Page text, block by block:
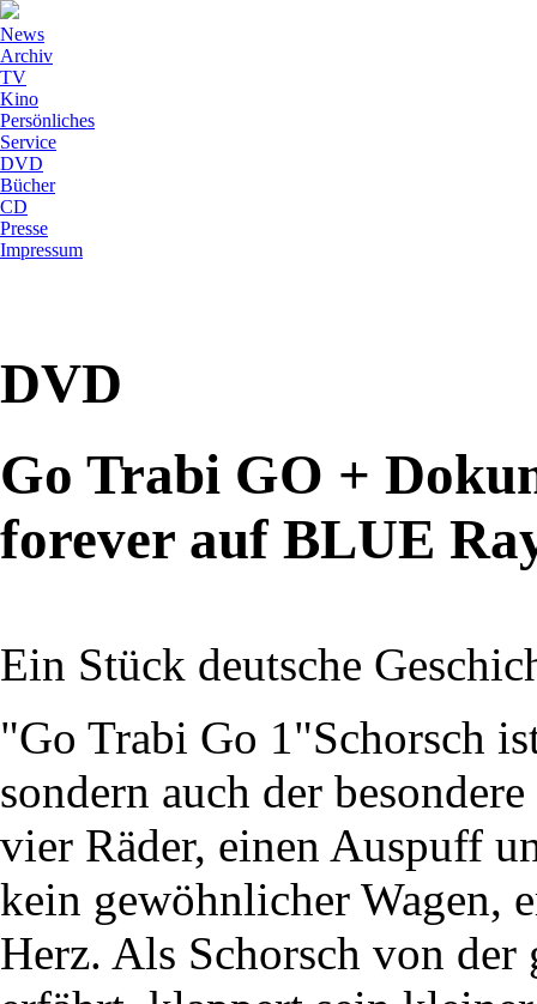
News
Archiv
TV
Kino
Persönliches
Service
DVD
Bücher
CD
Presse
Impressum
DVD
Go Trabi GO +
forever auf BLUE
Ein Stück deutsche
"Go Trabi Go 1"Schorsch
sondern auch der
vier Räder, einen Auspuff
kein gewöhnlicher Wagen,
Herz. Als Schorsch von der